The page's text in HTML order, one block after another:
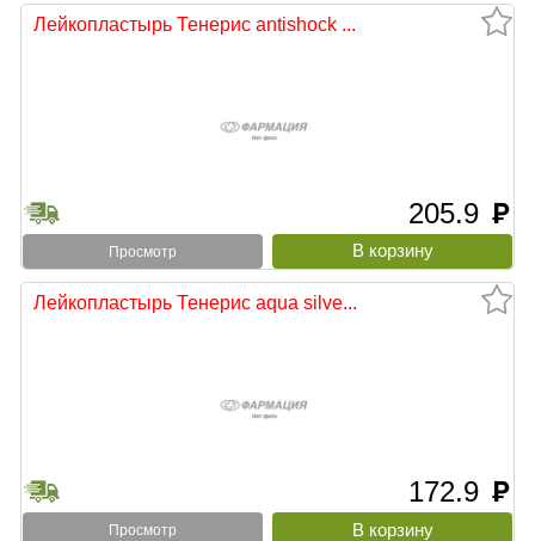
Лейкопластырь Тенерис antishock ...
205.9 руб
Просмотр
Лейкопластырь Тенерис aqua silve...
172.9 руб
Просмотр